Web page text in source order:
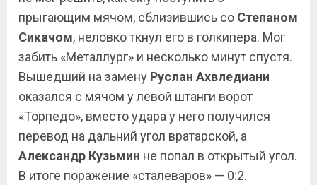
прыгающим мячом, сблизившись со Степаном
Сикачом, неловко ткнул его в голкипера. Мог
забить «Металлург» и несколько минут спустя.
Вышедший на замену Руслан Ахвледиани
оказался с мячом у левой штанги ворот
«Торпедо», вместо удара у него получился
перевод на дальний угол вратарской, а
Александр Кузьмин не попал в открытый угол.
В итоге поражение «сталеваров» — 0:2.